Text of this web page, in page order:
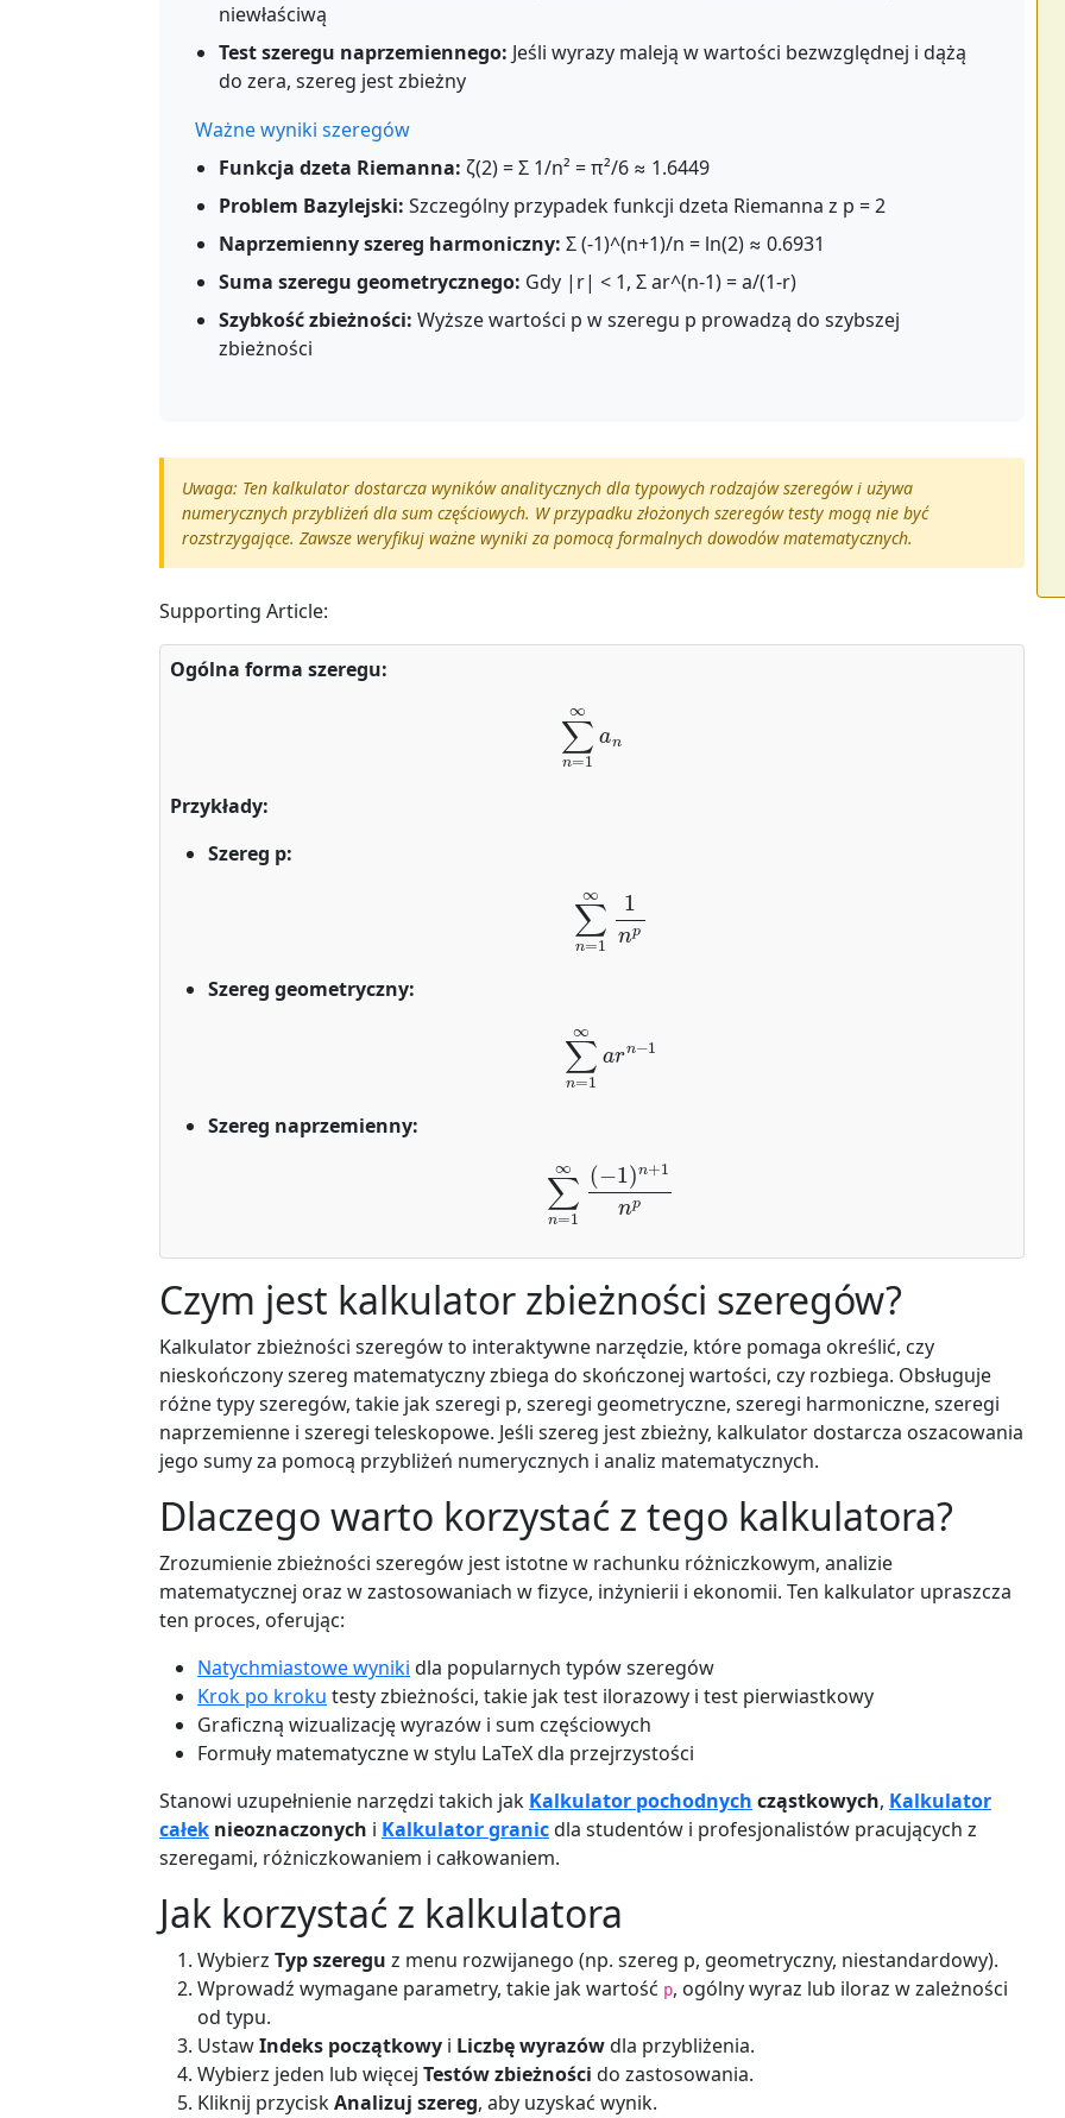
niewłaściwą
Test szeregu naprzemiennego: Jeśli wyrazy maleją w wartości bezwzględnej i dążą
do zera, szereg jest zbieżny
Ważne wyniki szeregów
Funkcja dzeta Riemanna: ζ(2) = Σ 1/n² = π²/6 ≈ 1.6449
Problem Bazylejski: Szczególny przypadek funkcji dzeta Riemanna z p = 2
Naprzemienny szereg harmoniczny: Σ (-1)^(n+1)/n = ln(2) ≈ 0.6931
Suma szeregu geometrycznego: Gdy |r| < 1, Σ ar^(n-1) = a/(1-r)
Szybkość zbieżności: Wyższe wartości p w szeregu p prowadzą do szybszej
zbieżności
Uwaga: Ten kalkulator dostarcza wyników analitycznych dla typowych rodzajów szeregów i używa
numerycznych przybliżeń dla sum częściowych. W przypadku złożonych szeregów testy mogą nie być
rozstrzygające. Zawsze weryfikuj ważne wyniki za pomocą formalnych dowodów matematycznych.
Supporting Article:
Ogólna forma szeregu:
=1
Przykłady:
Szereg p:
=1 ∞1
Szereg geometryczny:
=1
Szereg naprzemienny:
=1 ∞( 1)n+1
Czym jest kalkulator zbieżności szeregów?
Kalkulator zbieżności szeregów to interaktywne narzędzie, które pomaga określić, czy
nieskończony szereg matematyczny zbiega do skończonej wartości, czy rozbiega. Obsługuje
różne typy szeregów, takie jak szeregi p, szeregi geometryczne, szeregi harmoniczne, szeregi
naprzemienne i szeregi teleskopowe. Jeśli szereg jest zbieżny, kalkulator dostarcza oszacowania
jego sumy za pomocą przybliżeń numerycznych i analiz matematycznych.
Dlaczego warto korzystać z tego kalkulatora?
Zrozumienie zbieżności szeregów jest istotne w rachunku różniczkowym, analizie
matematycznej oraz w zastosowaniach w fizyce, inżynierii i ekonomii. Ten kalkulator upraszcza
ten proces, oferując:
Natychmiastowe wyniki dla popularnych typów szeregów
Krok po kroku testy zbieżności, takie jak test ilorazowy i test pierwiastkowy
Graficzną wizualizację wyrazów i sum częściowych
Formuły matematyczne w stylu LaTeX dla przejrzystości
Stanowi uzupełnienie narzędzi takich jak Kalkulator pochodnych cząstkowych, Kalkulator
całek nieoznaczonych i Kalkulator granicdla studentów i profesjonalistów pracujących z
szeregami, różniczkowaniem i całkowaniem.
Jak korzystać z kalkulatora
Wybierz Typ szeregu z menu rozwijanego (np. szereg p, geometryczny, niestandardowy).
Wprowadź wymagane parametry, takie jak wartość p, ogólny wyraz lub iloraz w zależności
od typu.
UstawIndeks początkowy i Liczbę wyrazówdla przybliżenia.
Wybierz jeden lub więcej Testów zbieżności do zastosowania.
Kliknij przyciskAnalizuj szereg, aby uzyskać wynik.